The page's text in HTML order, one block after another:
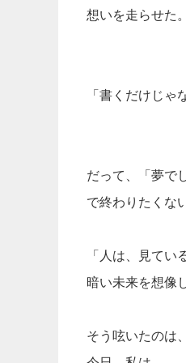
想いを走らせた。
「書くだけじ
だって、「夢で
で終わりたくない
「人は、見て
暗い未来を想像
そう呟いたのは